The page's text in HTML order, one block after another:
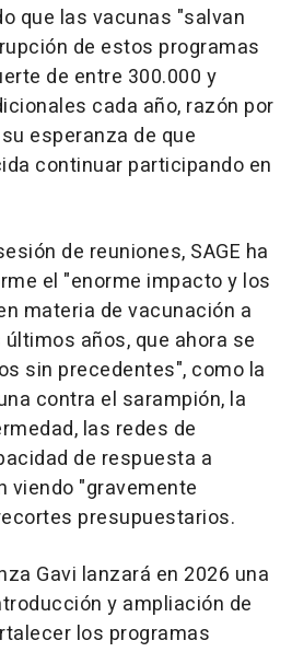
que las vacunas "salvan
de estos programas
de entre 300.000 y
cada año, razón por
esperanza de que
continuar participando en
de reuniones, SAGE ha
el "enorme impacto y los
materia de vacunación a
años, que ahora se
sin precedentes", como la
contra el sarampión, la
las redes de
de respuesta a
viendo "gravemente
presupuestarios.
Gavi lanzará en 2026 una
y ampliación de
los programas